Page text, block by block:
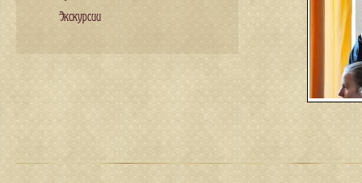
Экскурсии